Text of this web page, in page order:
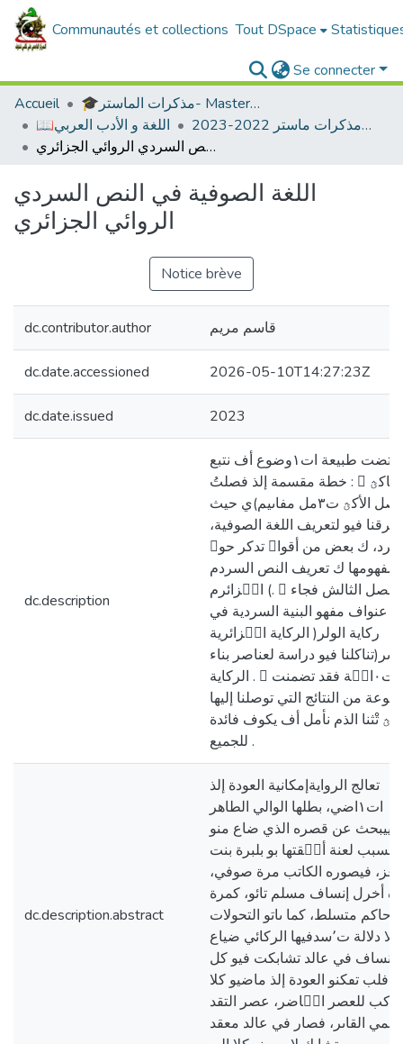
Communautés et collections Tout DSpace
Se connecter
Accueil
🎓مذكرات الماستر- Master's Theses
📖اللغة و الأدب العربي
ادب عربي -مذكرات ماستر 2022-2023
اللغة الصوفية في النص السردي الروائي الجزائري
اللغة الصوفية في النص السردي
الروائي الجزائري
Notice brève
dc.contributor.author قاسم مريم
dc.date.accessioned 2026-05-10T14:27:23Z
dc.date.issued 2023
dc.description
كاقتضت طبيعة ات١وضوع أف نتبع
خطة مقسمة إلذ فصلتُ :  يتناكؿ
الفصل الأكؿ ت٣مل مفاىيم)ي حيث
فيو لتعريف اللغة الصوفية،
ك بعض من أقواؿ تدكر حوؿ
مفهومها ك تعريف النص السردم
اتٞزائرم (.  أما الفصل الثالش فجاء
مفهو البنية السردية في
الركاية اتٞزائرية )ركاية الولر
فيو دراسة لعناصر بناء
الركاية .  أما ات٠ات٘ة فقد تضمنت
ت٣موعة من النتائج التي توصلنا إليها
تْثنا الذم نأمل أف يكوف فائدة
للجميع .
dc.description.abstract
تعالج الروايةإمكانية العودة إلذ
ات١اضي، بطلها الوالي الطاهر
عن قصره الذي ضاع منو
بسبب لعنة أتٟقتها بو بلبرة بنت
ات١عز، فيصوره الكاتب مرة صوفي،
أخرل إنساف مسلم تائو، كمرة
حاكم متسلط، كما ىاتو التحولات
إلا دلالة ت٬سدفيها الركائي ضياع
الإنساف في عالد تشابكت فيو كل
فلب تٯكنو العودة إلذ ماضيو كلا
للعصر اتٟاضر، عصر التقد
القاىر، فصار في عالد معقد